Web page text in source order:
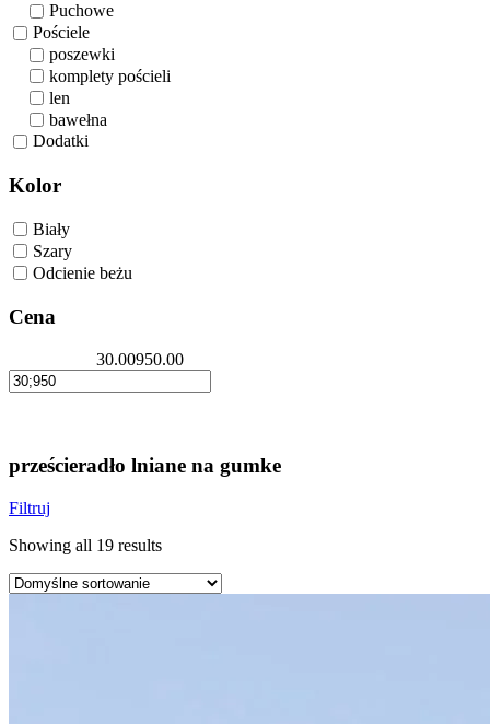
Puchowe
Pościele
poszewki
komplety pościeli
len
bawełna
Dodatki
Kolor
Biały
Szary
Odcienie beżu
Cena
30.00950.00
prześcieradło lniane na gumke
Filtruj
Showing all 19 results